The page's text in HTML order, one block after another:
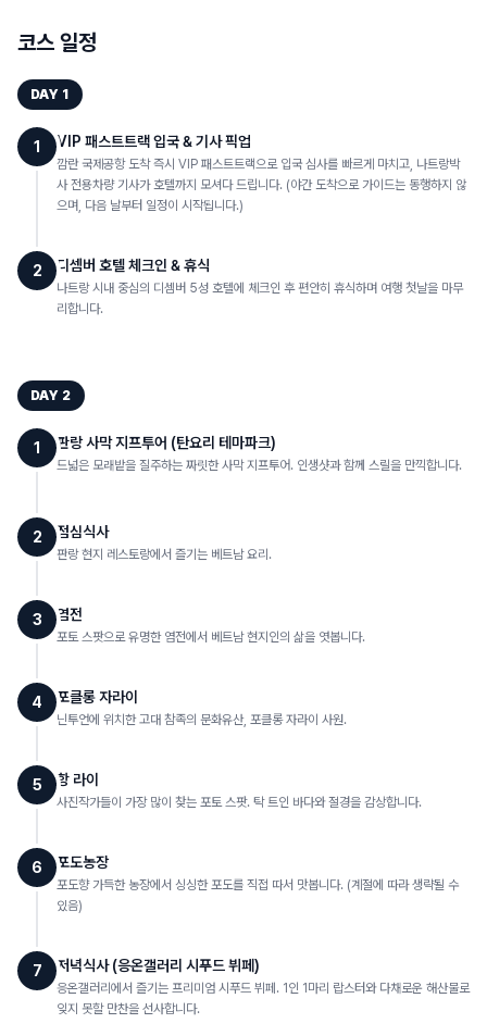
코스 일정
DAY 1
1 VIP 패스트트랙 입국 & 기사 픽업
깜란 국제공항 도착 즉시 VIP 패스트트랙으로 입국 심사를 빠르게 마치고, 나트랑박
사 전용차량 기사가 호텔까지 모셔다 드립니다. (야간 도착으로 가이드는 동행하지 않
으며, 다음 날부터 일정이 시작됩니다.)
2 디셈버 호텔 체크인 & 휴식
나트랑 시내 중심의 디셈버 5성 호텔에 체크인 후 편안히 휴식하며 여행 첫날을 마무
리합니다.
DAY 2
1 판랑 사막 지프투어 (탄요리 테마파크)
드넓은 모래밭을 질주하는 짜릿한 사막 지프투어. 인생샷과 함께 스릴을 만끽합니다.
2 점심식사
판랑 현지 레스토랑에서 즐기는 베트남 요리.
3 염전
포토 스팟으로 유명한 염전에서 베트남 현지인의 삶을 엿봅니다.
4 포클롱 자라이
닌투언에 위치한 고대 참족의 문화유산, 포클롱 자라이 사원.
5 항 라이
사진작가들이 가장 많이 찾는 포토 스팟. 탁 트인 바다와 절경을 감상합니다.
6 포도농장
포도향 가득한 농장에서 싱싱한 포도를 직접 따서 맛봅니다. (계절에 따라 생략될 수
있음)
7 저녁식사 (응온갤러리 시푸드 뷔페)
응온갤러리에서 즐기는 프리미엄 시푸드 뷔페. 1인 1마리 랍스터와 다채로운 해산물로
잊지 못할 만찬을 선사합니다.